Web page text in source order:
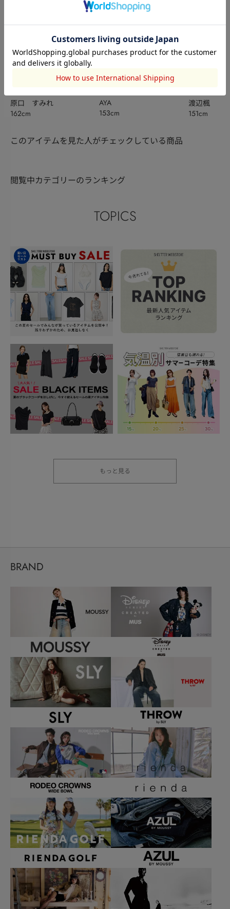
原口 すみれ
162cm
AYA
153cm
AZUL BY
渡辺楓
151cm
このアイテムを見た人がチェックしている商品
閲覧中カテゴリーのランキング
TOPICS
もっと見る
BRAND